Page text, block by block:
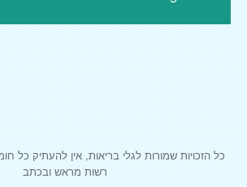
כל הזכויות שמורות לגלי בריאות, אין להעתיק
רשות מראש ובכתב